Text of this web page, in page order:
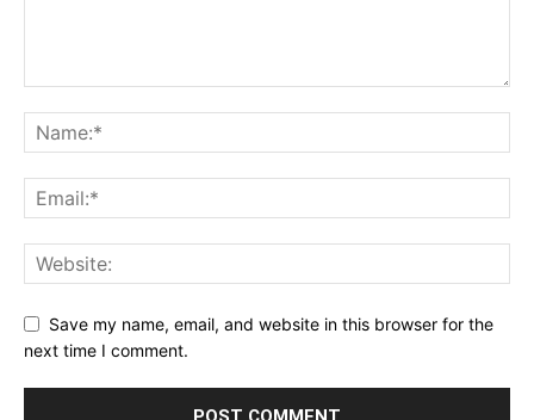
Save my name, email, and website in this browser for the
next time I comment.